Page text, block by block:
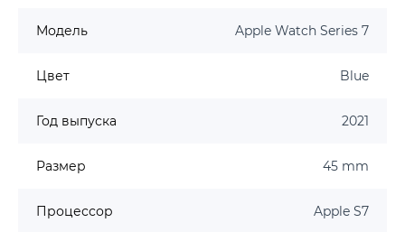
Модель Apple Watch Series 7
Цвет Blue
Год выпуска 2021
Размер 45 mm
Процессор Apple S7